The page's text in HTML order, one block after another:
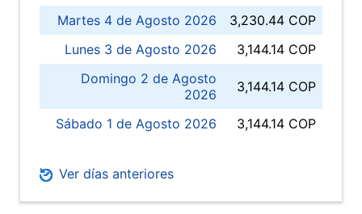
Martes 4 de Agosto 2026
3,230.44 COP
Lunes 3 de Agosto 2026
3,144.14 COP
Domingo 2 de Agosto
2026
3,144.14 COP
Sábado 1 de Agosto 2026 3,144.14 COP
Ver días anteriores